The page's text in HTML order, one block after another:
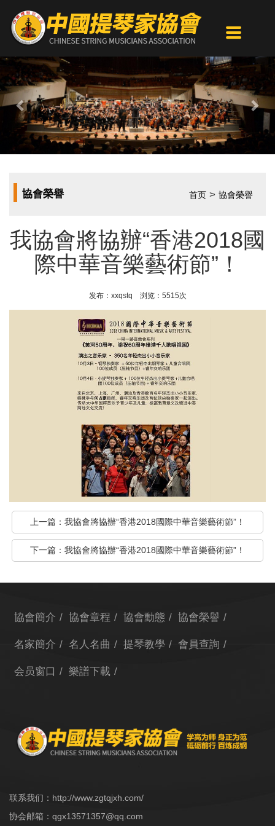
Previous
協會榮譽 首页 >協會榮譽
我協會將協辦“香港2018國
際中華音樂藝術節”！
发布：xxqstq 浏览：5515次
上一篇： 我協會將協辦“香港2018國際中華音樂藝術節”！
下一篇： 我協會將協辦“香港2018國際中華音樂藝術節”！
協會簡介 協會章程 協會動態 協會榮譽
名家簡介 名人名曲 提琴教學 會員查詢
会员窗口 樂譜下載
联系我们：http://www.zgtqjxh.com/
协会邮箱： qgx13571357@qq.com